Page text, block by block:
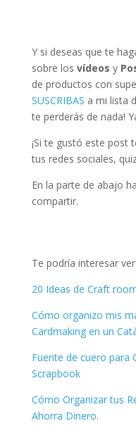
Y si deseas que te
sobre los vídeos y
de productos con
SUSCRIBAS a mi lista
te perderás de nada!
¡Si te gustó este post
tus redes sociales,
En la parte de abajo
compartir.
Te podría interesar ver:
20 Ideas de Craft
Cómo organizo mis
Cardmaking en un
Fuente de cuero para
Scrapbook
Cómo Organizar tus
Ahorra Dinero.